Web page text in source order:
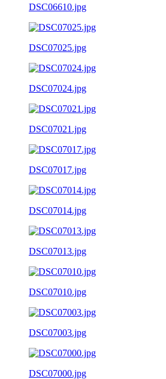
DSC06610.jpg
DSC07025.jpg
DSC07024.jpg
DSC07021.jpg
DSC07017.jpg
DSC07014.jpg
DSC07013.jpg
DSC07010.jpg
DSC07003.jpg
DSC07000.jpg